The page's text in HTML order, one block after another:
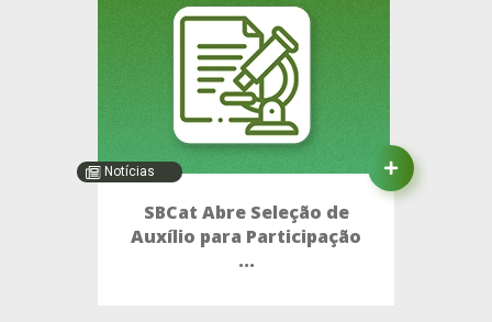
Notícias
SBCat Abre Seleção de
Auxílio para Participação
...